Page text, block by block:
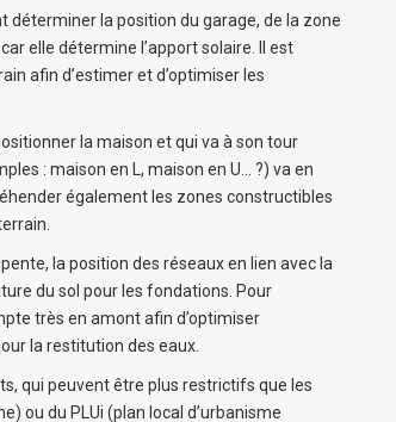
déterminer la position du garage, de la zone
elle détermine l’apport solaire. Il est
afin d’estimer et d’optimiser les
la maison et qui va à son tour
: maison en L, maison en U… ?) va en
également les zones constructibles
la position des réseaux en lien avec la
du sol pour les fondations. Pour
très en amont afin d’optimiser
la restitution des eaux.
qui peuvent être plus restrictifs que les
ou du PLUi (plan local d’urbanisme